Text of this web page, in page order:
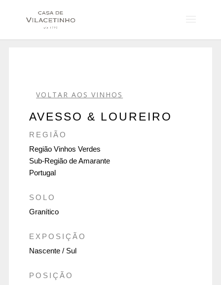
VOLTAR AOS VINHOS
AVESSO & LOUREIRO
REGIÃO
Região Vinhos Verdes
Sub-Região de Amarante
Portugal
SOLO
Granítico
EXPOSIÇÃO
Nascente / Sul
POSIÇÃO